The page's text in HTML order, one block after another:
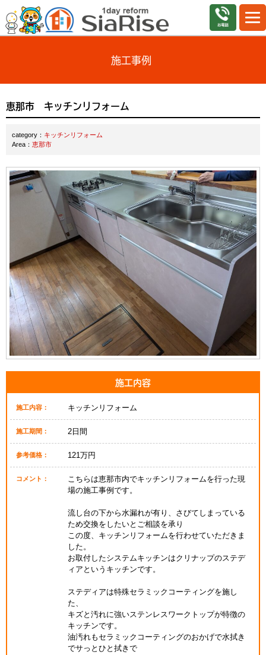
施工事例
恵那市 キッチンリフォーム
category： キッチンリフォーム
Area： 恵那市
施工内容
施工内容： キッチンリフォーム
施工期間： 2日間
参考価格： 121万円
コメント：
こちらは恵那市内でキッチンリフォームを行った現
場の施工事例です。
流し台の下から水漏れが有り、さびてしまっている
ため交換をしたいとご相談を承り
この度、キッチンリフォームを行わせていただきま
した。
お取付したシステムキッチンはクリナップのステデ
ィアというキッチンです。
ステディアは特殊セラミックコーティングを施し
た、
キズと汚れに強いステンレスワークトップが特徴の
キッチンです。
油汚れもセラミックコーティングのおかげで水拭き
でサっとひと拭きで